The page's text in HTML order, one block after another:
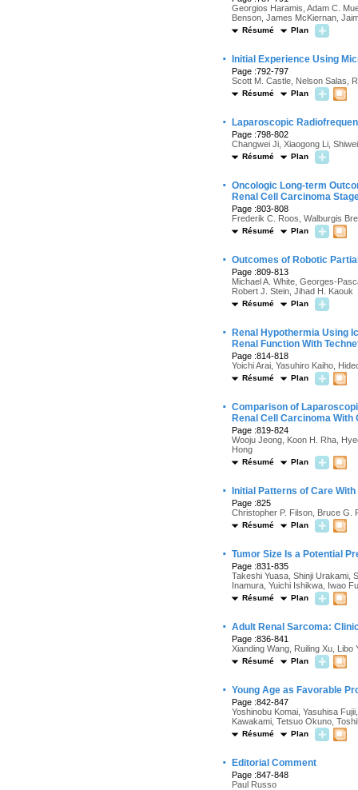
Georgios Haramis, Adam C.
Benson, James McKiernan,
Résumé Plan
· Initial Experience Using
Page :792-797
Scott M. Castle, Nelson Salas,
Résumé Plan
· Laparoscopic
Page :798-802
Changwei Ji, Xiaogong Li,
Résumé Plan
· Oncologic Long-term
Renal Cell Carcinoma
Page :803-808
Frederik C. Roos, Walburgis
Résumé Plan
· Outcomes of Robotic
Page :809-813
Michael A. White, Georges-
Robert J. Stein, Jihad H. Kaouk
Résumé Plan
·
Renal Hypothermia Using
Renal Function With
Page :814-818
Yoichi Arai, Yasuhiro Kaiho,
Résumé Plan
· Comparison of
Renal Cell Carcinoma
Page :819-824
Wooju Jeong, Koon H. Rha,
Hong
Résumé Plan
· Initial Patterns of Care
Page :825
Christopher P. Filson, Bruce G.
Résumé Plan
· Tumor Size Is a Potential
Page :831-835
Takeshi Yuasa, Shinji Urakami,
Inamura, Yuichi Ishikwa, Iwao
Résumé Plan
· Adult Renal Sarcoma:
Page :836-841
Xianding Wang, Ruiling Xu,
Résumé Plan
· Young Age as Favorable
Page :842-847
Yoshinobu Komai, Yasuhisa
Kawakami, Tetsuo Okuno,
Résumé Plan
· Editorial Comment
Page :847-848
Paul Russo